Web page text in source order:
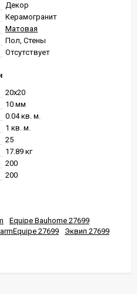
Декор
Керамогранит
Матовая
Пол, Стены
Отсутствует
20x20
10 мм
0.04 кв. м.
1 кв. м.
25
17.89 кг
200
200
Equipe Bauhome 27699
27699
Эквип 27699